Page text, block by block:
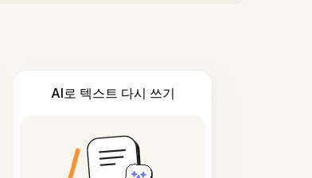
AI로 텍스트 다시 쓰기